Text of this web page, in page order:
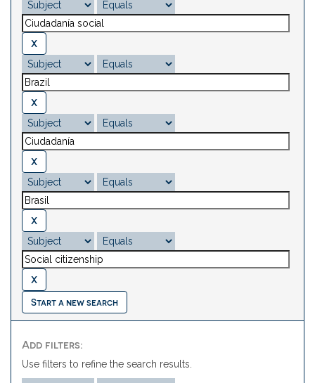
Start a new search
Add filters:
Use filters to refine the search results.